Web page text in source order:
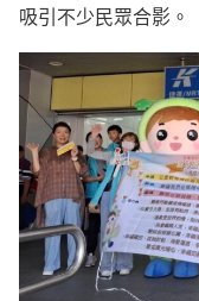
吸引不少民眾合影。